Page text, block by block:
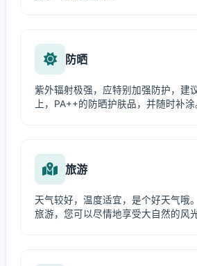
防晒
紫外辐射极强，应特别加强防护，建
上，PA++的防晒护肤品，并随时补涂
旅游
天气较好，温度适宜，是个好天气哦
旅游，您可以尽情地享受大自然的风光